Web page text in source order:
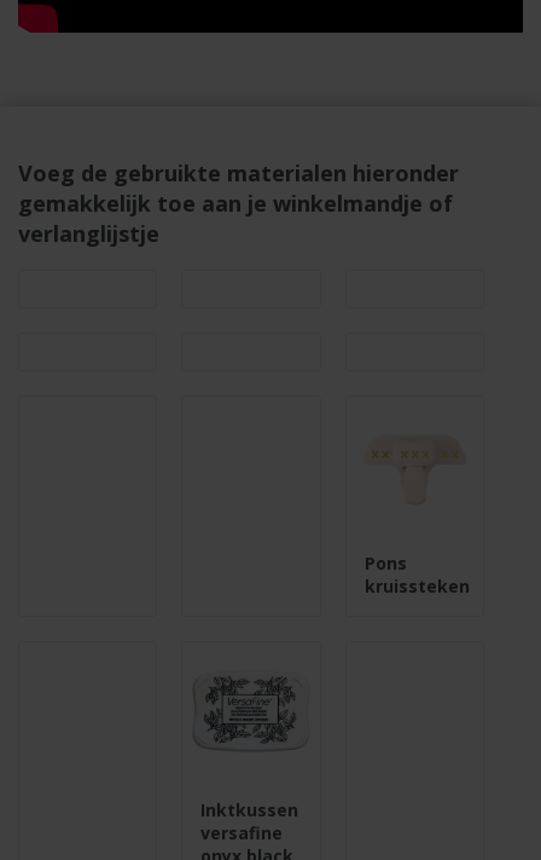
Voeg de gebruikte materialen hieronder
gemakkelijk toe aan je winkelmandje of
verlanglijstje
Pons
kruissteken
Inktkussen
versafine
onyx black